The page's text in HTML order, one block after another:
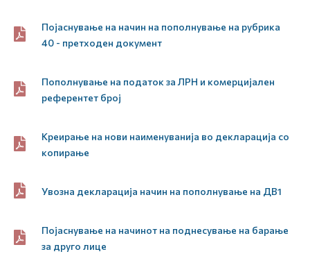
Појаснување на начин на пополнување на рубрика
40 - претходен документ
Пополнување на податок за ЛРН и комерцијален
референтет број
Креирање на нови наименуванија во декларација со
копирање
Увозна декларација начин на пополнување на ДВ1
Појаснување на начинот на поднесување на барање
за друго лице